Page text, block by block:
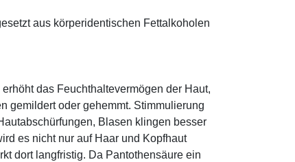
aus körperidentischen Fettalkoholen
das Feuchthaltevermögen der Haut,
gemildert oder gehemmt. Stimmulierung
Blasen klingen besser
es nicht nur auf Haar und Kopfhaut
dort langfristig. Da Pantothensäure ein